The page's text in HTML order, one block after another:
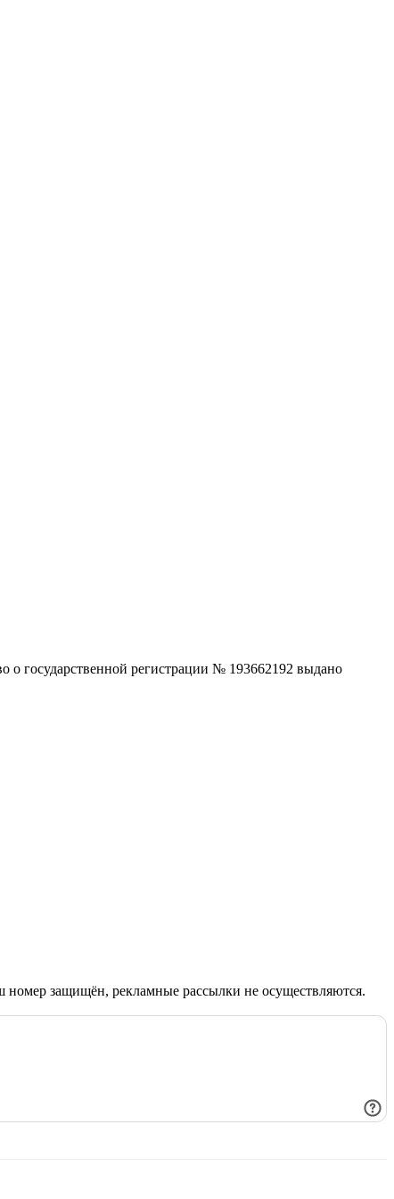
государственной регистрации № 193662192 выдано
защищён, рекламные рассылки не осуществляются.